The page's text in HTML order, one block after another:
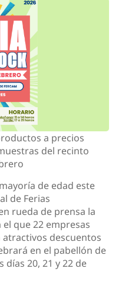
a precios
del recinto
de edad este
de Ferias
rueda de prensa la
que 22 empresas
descuentos
en el pabellón de
20, 21 y 22 de